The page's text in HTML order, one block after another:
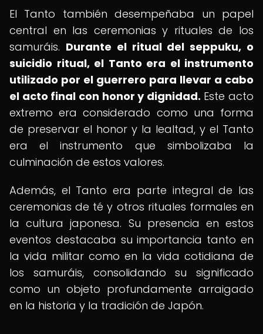
El Tanto también desempeñaba un papel
central en las ceremonias y rituales de los
samuráis. Durante el ritual del seppuku, o
suicidio ritual, el Tanto era el instrumento
utilizado por el guerrero para llevar a cabo
el acto final con honor y dignidad. Este acto
extremo era considerado como una forma
de preservar el honor y la lealtad, y el Tanto
era el instrumento que simbolizaba la
culminación de estos valores.
Además, el Tanto era parte integral de las
ceremonias de té y otros rituales formales en
la cultura japonesa. Su presencia en estos
eventos destacaba su importancia tanto en
la vida militar como en la vida cotidiana de
los samuráis, consolidando su significado
como un objeto profundamente arraigado
en la historia y la tradición de Japón.